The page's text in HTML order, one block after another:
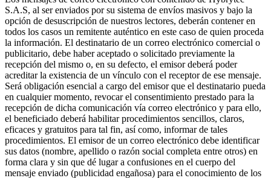
S.A.S, al ser enviados por su sistema de envíos masivos y bajo la
opción de desuscripción de nuestros lectores, deberán contener en
todos los casos un remitente auténtico en este caso de quien proceda
la información. El destinatario de un correo electrónico comercial o
publicitario, debe haber aceptado o solicitado previamente la
recepción del mismo o, en su defecto, el emisor deberá poder
acreditar la existencia de un vínculo con el receptor de ese mensaje.
Será obligación esencial a cargo del emisor que el destinatario pueda
en cualquier momento, revocar el consentimiento prestado para la
recepción de dicha comunicación vía correo electrónico y para ello,
el beneficiado deberá habilitar procedimientos sencillos, claros,
eficaces y gratuitos para tal fin, así como, informar de tales
procedimientos. El emisor de un correo electrónico debe identificar
sus datos (nombre, apellido o razón social completa entre otros) en
forma clara y sin que dé lugar a confusiones en el cuerpo del
mensaje enviado (publicidad engañosa) para el conocimiento de los